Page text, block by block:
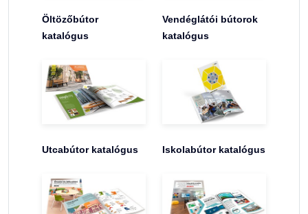
Öltözőbútor
katalógus
Vendéglátói bútorok
katalógus
Utcabútor katalógus Iskolabútor katalógus